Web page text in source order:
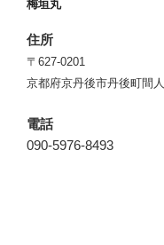
梅垣丸
住所
〒627-0201
京都府京丹後市丹後町間人
電話
090-5976-8493